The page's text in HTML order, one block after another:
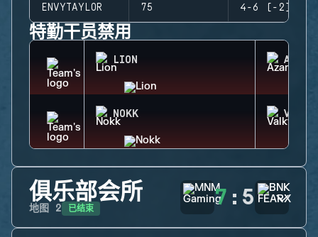
ENVYTAYLOR 75 4-6 (-2)
特勤干员禁用
LION AZAMI
NOKK
俱乐部会所
地图 2 已结束 7 : 5